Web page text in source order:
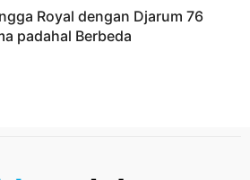
Royal dengan Djarum 76
padahal Berbeda